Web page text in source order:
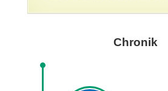
Chronik